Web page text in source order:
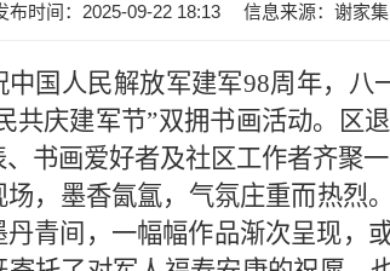
布时间：2025-09-22 18:13 信息来源：谢家
中国人民解放军建军98周年， 八
共庆建军节”双拥书画活动。 区
书画爱好者及社区工作者齐聚
场，墨香氤氲，气氛庄重而热烈
丹青间，一幅幅作品渐次呈现，